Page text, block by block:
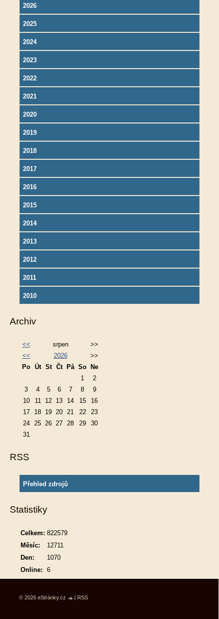
2026
2025
2024
2023
2022
2021
2020
2019
2018
2017
2016
2015
2014
2013
2012
2011
2010
Archiv
<< srpen
>>
<<
2026
>>
Po Út St Čt Pá So
Ne
1
2
3
4 5 6 7 8
9
10
11 12 13 14 15
16
17
18 19 20 21 22
23
24
25 26 27 28 29
30
31
RSS
Přehled zdrojů
Statistiky
Online: 6
Celkem: 822579
Měsíc:
12711
Den:
1070
© 2026 eStránky.cz | RSS